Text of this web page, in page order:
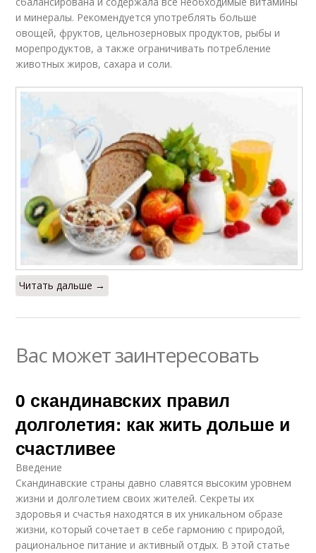
и минералы. Рекомендуется употреблять больше
овощей, фруктов, цельнозерновых продуктов, рыбы и
морепродуктов, а также ограничивать потребление
животных жиров, сахара и соли.
Читать дальше →
Вас может заинтересовать
0 скандинавских правил
долголетия: как жить дольше и
счастливее
Введение
Скандинавские страны давно славятся высоким уровнем
жизни и долголетием своих жителей. Секреты их
здоровья и счастья находятся в их уникальном образе
жизни, который сочетает в себе гармонию с природой,
рациональное питание и активный отдых. В этой статье